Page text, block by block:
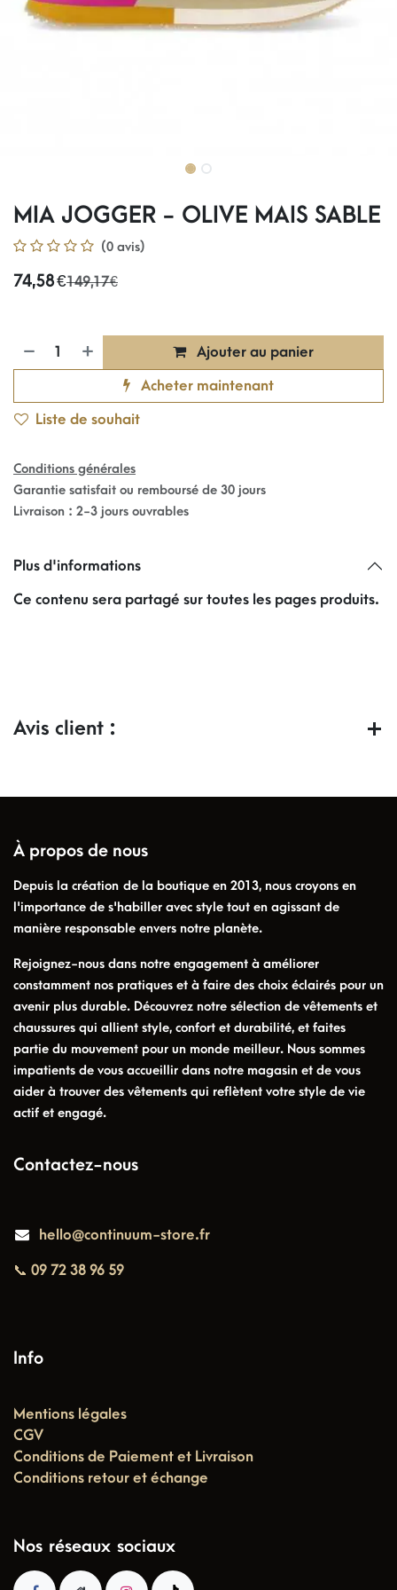
MIA JOGGER - OLIVE MAIS SABLE
(0 avis)
74,58€149,17€
Ajouter au panier
Acheter maintenant
Liste de souhait
Conditions générales
Garantie satisfait ou remboursé de 30 jours
Livraison : 2-3 jours ouvrables
Plus d'informations
Ce contenu sera partagé sur toutes les pages produits.
Avis client :
À propos de nous
Depuis la création de la boutique en 2013, nous croyons en
l'importance de s'habiller avec style tout en agissant de
manière responsable envers notre planète.
Rejoignez-nous dans notre engagement à améliorer
constamment nos pratiques et à faire des choix éclairés pour un
avenir plus durable. Découvrez notre sélection de vêtements et
chaussures qui allient style, confort et durabilité, et faites
partie du mouvement pour un monde meilleur. Nous sommes
impatients de vous accueillir dans notre magasin et de vous
aider à trouver des vêtements qui reflètent votre style de vie
actif et engagé.
Contactez-nous
hello@continuum-store.fr
📞 09 72 38 96 59
Info
Mentions légales
CGV
Conditions de Paiement et Livraison
Conditions retour et échange
Nos réseaux sociaux